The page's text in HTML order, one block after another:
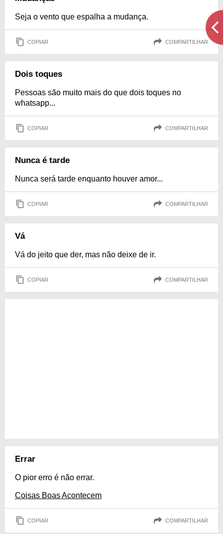
Seja o vento que espalha a mudança.
COPIAR COMPARTILHAR
Dois toques
Pessoas são muito mais do que dois toques no
whatsapp...
COPIAR COMPARTILHAR
Nunca é tarde
Nunca será tarde enquanto houver amor...
COPIAR COMPARTILHAR
Vá
Vá do jeito que der, mas não deixe de ir.
COPIAR COMPARTILHAR
Errar
O pior erro é não errar.
Coisas Boas Acontecem
COPIAR COMPARTILHAR